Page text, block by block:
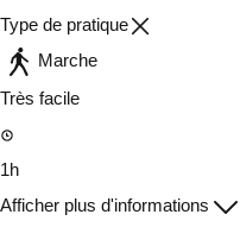
Type de pratique
Marche
Très facile
1h
Afficher plus d'informations